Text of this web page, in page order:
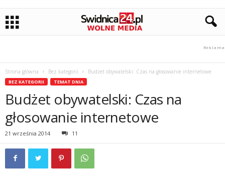
Strona główna Bez kategorii Budżet obywatelski: Czas na głosowanie internetowe
BEZ KATEGORII TEMAT DNIA
Budżet obywatelski: Czas na
głosowanie internetowe
21 września 2014 11